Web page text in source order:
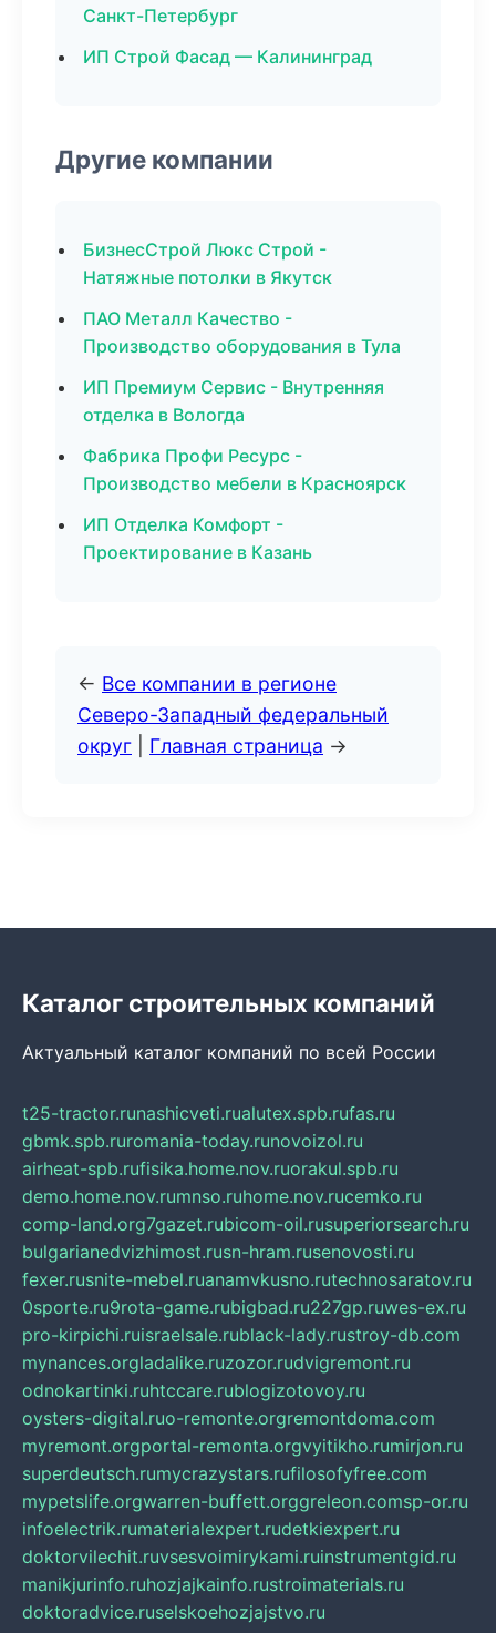
Санкт-Петербург
ИП Строй Фасад — Калининград
Другие компании
БизнесСтрой Люкс Строй -
Натяжные потолки в Якутск
ПАО Металл Качество -
Производство оборудования в Тула
ИП Премиум Сервис - Внутренняя
отделка в Вологда
Фабрика Профи Ресурс -
Производство мебели в Красноярск
ИП Отделка Комфорт -
Проектирование в Казань
← Все компании в регионе
Северо-Западный федеральный
округ
Главная страница →
Каталог строительных компаний
Актуальный каталог компаний по всей России
t25-tractor.runashicveti.rualutex.spb.rufas.ru
gbmk.spb.ruromania-today.runovoizol.ru
airheat-spb.rufisika.home.nov.ruorakul.spb.ru
demo.home.nov.rumnso.ruhome.nov.rucemko.ru
comp-land.org7gazet.rubicom-oil.rusuperiorsearch.ru
bulgarianedvizhimost.rusn-hram.rusenovosti.ru
fexer.rusnite-mebel.ruanamvkusno.rutechnosaratov.ru
0sporte.ru9rota-game.rubigbad.ru227gp.ruwes-ex.ru
pro-kirpichi.ruisraelsale.rublack-lady.rustroy-db.com
mynances.orgladalike.ruzozor.rudvigremont.ru
odnokartinki.ruhtccare.rublogizotovoy.ru
oysters-digital.ruo-remonte.orgremontdoma.com
myremont.orgportal-remonta.orgvyitikho.rumirjon.ru
superdeutsch.rumycrazystars.rufilosofyfree.com
mypetslife.orgwarren-buffett.orggreleon.comsp-or.ru
infoelectrik.rumaterialexpert.rudetkiexpert.ru
doktorvilechit.ruvsesvoimirykami.ruinstrumentgid.ru
manikjurinfo.ruhozjajkainfo.rustroimaterials.ru
doktoradvice.ruselskoehozjajstvo.ru